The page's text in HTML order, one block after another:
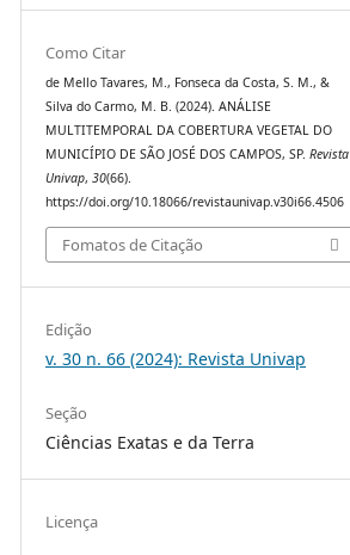
Como Citar
de Mello Tavares, M., Fonseca da Costa, S. M., &
Silva do Carmo, M. B. (2024). ANÁLISE
MULTITEMPORAL DA COBERTURA VEGETAL DO
MUNICÍPIO DE SÃO JOSÉ DOS CAMPOS, SP.Revista
Univap,30(66).
https://doi.org/10.18066/revistaunivap.v30i66.4506
Fomatos de Citação
Edição
v. 30 n. 66 (2024): Revista Univap
Seção
Ciências Exatas e da Terra
Licença